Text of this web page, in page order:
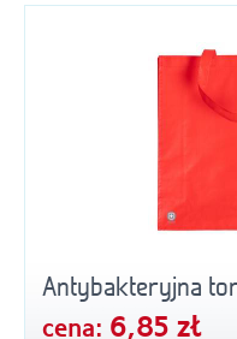
Antybakteryjna
cena: 6,85 zł